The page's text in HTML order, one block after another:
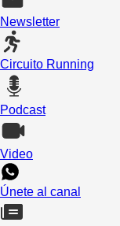
Newsletter
Circuito Running
Podcast
Video
Únete al canal